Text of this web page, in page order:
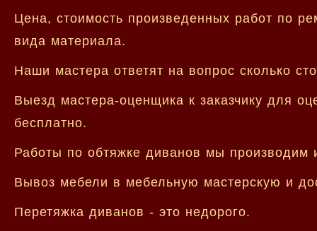
Цена, стоимость произведенных работ по
вида материала.
Наши мастера ответят на вопрос сколько
Выезд мастера-оценщика к заказчику для
бесплатно.
Работы по обтяжке диванов мы
Вывоз мебели в мебельную мастерскую и
Перетяжка диванов - это недорого.